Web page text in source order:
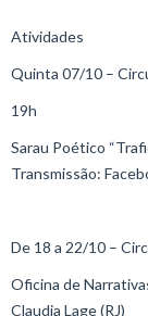
Atividades
Quinta 07/10 –
19h
Sarau Poético
Transmissão:
De 18 a 22/10 –
Oficina de
Claudia Lage (RJ)